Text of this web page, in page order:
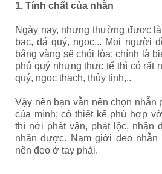
1. Tính chất của nhẫn
Ngày nay, nhưng thường được
bạc, đá quý, ngọc,.. Mọi người
bằng vàng sẽ chói lòa; chính là
phú quý nhưng thực tế thì có rất
quý, ngọc thạch, thủy tinh,..
Vậy nên bạn vẫn nên chọn nhẫn
của mình; có thiết kế phù hợp
thì nới phát vận, phát lộc, nhận
nhân được. Nam giới đeo
nên đeo ở tay phải.